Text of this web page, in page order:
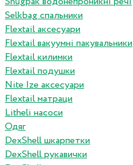
Selkbag спальники
Flextail аксесуари
Flextail вакуумні пакувальники
Flextail килимки
Flextail подушки
Nite Ize аксесуари
Flextail матраци
Litheli насоси
Одяг
DexShell шкарпетки
DexShell рукавички